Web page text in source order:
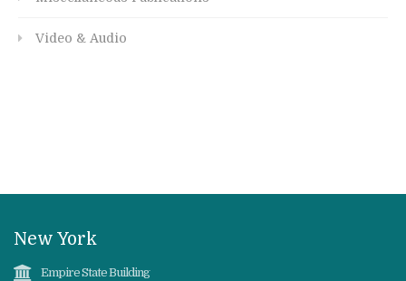
Video & Audio
New York
Empire State Building